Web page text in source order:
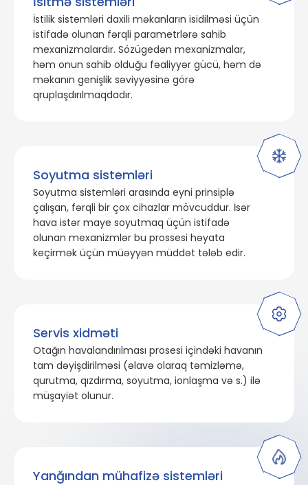
İstilik sistemləri daxili məkanların isidilməsi üçün
istifadə olunan fərqli parametrlərə sahib
mexanizmalardır. Sözügedən mexanizmalar,
həm onun sahib olduğu fəaliyyər gücü, həm də
məkanın genişlik səviyyəsinə görə
qruplaşdırılmaqdadır.
Soyutma sistemləri
Soyutma sistemləri arasında eyni prinsiplə
çalışan, fərqli bir çox cihazlar mövcuddur. İsər
hava istər maye soyutmaq üçün istifadə
olunan mexanizmlər bu prossesi həyata
keçirmək üçün müəyyən müddət tələb edir.
Servis xidməti
Otağın havalandırılması prosesi içindəki havanın
tam dəyişdirilməsi (əlavə olaraq təmizləmə,
qurutma, qızdırma, soyutma, ionlaşma və s.) ilə
müşayiət olunur.
Yanğından mühafizə sistemləri